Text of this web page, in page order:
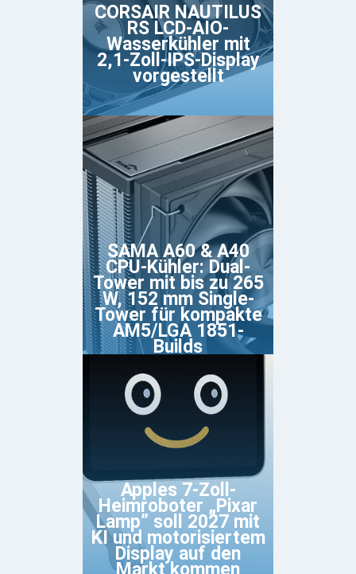
CORSAIR NAUTILUS
RS LCD-AIO-
Wasserkühler mit
2,1-Zoll-IPS-Display
vorgestellt
SAMA A60 & A40
CPU-Kühler: Dual-
Tower mit bis zu 265
W, 152 mm Single-
Tower für kompakte
AM5/LGA 1851-
Builds
Apples 7-Zoll-
Heimroboter „Pixar
Lamp” soll 2027 mit
KI und motorisiertem
Display auf den
Markt kommen